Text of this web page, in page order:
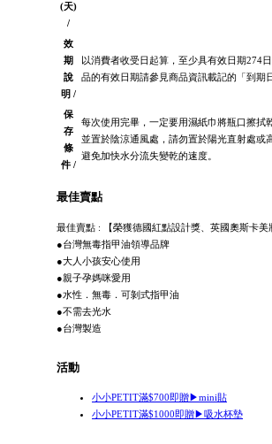
(天)
/
效
期
說
明 /
以消費者收受日起算，至少具有效日期274
品的有效日期請參見商品資訊載記的「到期
保
存
條
件 /
每次使用完畢，一定要用濕紙巾將瓶口擦拭
並置於陰涼通風處，請勿置於陽光直射處或
避免加快水分流失變乾的速度。
最佳賣點
最佳賣點 : 【榮獲德國紅點設計獎、英國奧斯卡美
●台灣無毒指甲油領導品牌
●大人小孩安心使用
●親子孕媽咪愛用
●水性．無毒．可剝式指甲油
●不需去光水
●台灣製造
活動
小小PETIT滿$700即贈▶mini貼
小小PETIT滿$1000即贈▶吸水杯墊